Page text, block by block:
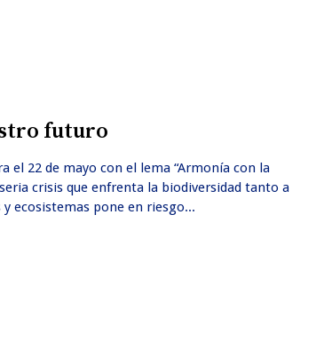
futuro
el 22 de mayo con el lema “Armonía con la
crisis que enfrenta la biodiversidad tanto a
ecosistemas pone en riesgo...